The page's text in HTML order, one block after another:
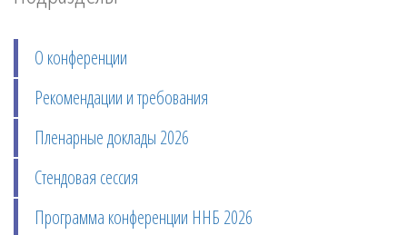
О конференции
Рекомендации и требования
Пленарные доклады 2026
Стендовая сессия
Программа конференции ННБ 2026